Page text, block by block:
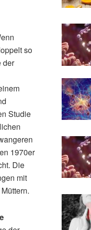
so
der
Studie
1970er
Die
mit